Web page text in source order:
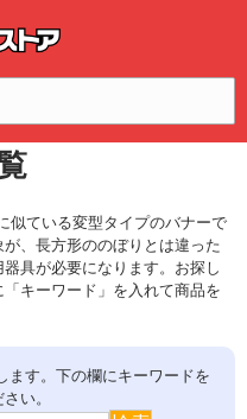
似ている変型タイプのバナーで
、長方形ののぼりとは違った
具が必要になります。お探し
キーワード」を入れて商品を
ます。下の欄にキーワードを
い。